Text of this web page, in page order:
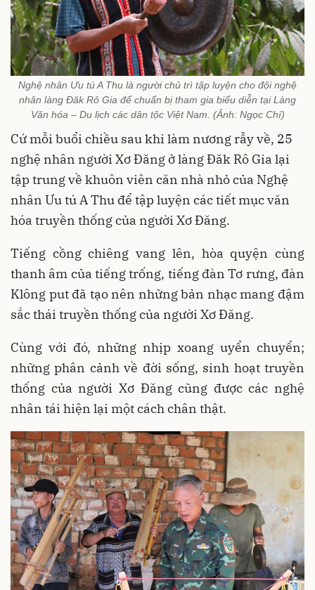
Nghệ nhân Ưu tú A Thu là người chủ trì tập luyện cho đội nghệ
nhân làng Đăk Rô Gia để chuẩn bị tham gia biểu diễn tại Làng
Văn hóa – Du lịch các dân tộc Việt Nam. (Ảnh: Ngọc Chí)
Cứ mỗi buổi chiều sau khi làm nương rẫy về, 25
nghệ nhân người Xơ Đăng ở làng Đăk Rô Gia lại
tập trung về khuôn viên căn nhà nhỏ của Nghệ
nhân Ưu tú A Thu để tập luyện các tiết mục văn
hóa truyền thống của người Xơ Đăng.
Tiếng cồng chiêng vang lên, hòa quyện cùng
thanh âm của tiếng trống, tiếng đàn Tơ rưng, đàn
Klông put đã tạo nên những bản nhạc mang đậm
sắc thái truyền thống của người Xơ Đăng.
Cùng với đó, những nhịp xoang uyển chuyển;
những phân cảnh về đời sống, sinh hoạt truyền
thống của người Xơ Đăng cũng được các nghệ
nhân tái hiện lại một cách chân thật.